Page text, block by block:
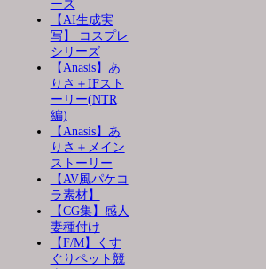
ーズ
【AI生成実
写】 コスプレ
シリーズ
【Anasis】あ
りさ＋IFスト
ーリー(NTR
編)
【Anasis】あ
りさ＋メイン
ストーリー
【AV風パケコ
ラ素材】
【CG集】感人
妻種付け
【F/M】くす
ぐりペット競